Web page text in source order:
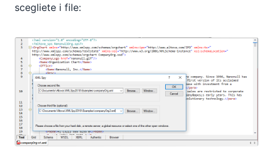
scegliete i file: